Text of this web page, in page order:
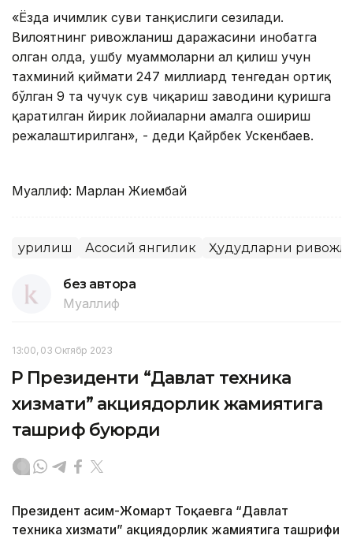
«Ёзда ичимлик суви танқислиги сезилади.
Вилоятнинг ривожланиш даражасини инобатга
олган ҳолда, ушбу муаммоларни ҳал қилиш учун
тахминий қиймати 247 миллиард тенгедан ортиқ
бўлган 9 та чучук сув чиқариш заводини қуришга
қаратилган йирик лойиҳаларни амалга ошириш
режалаштирилган», - деди Қайрбек Ускенбаев.
Муаллиф: Марлан Жиембай
Қурилиш Асосий янгилик Ҳудудларни
без автора
Муаллиф
13:00, 03 Октябр 2023
ҚР Президенти “Давлат техника
хизмати” акциядорлик жамиятига
ташриф буюрди
Президент Қасим-Жомарт Тоқаевга “Давлат
техника хизмати” акциядорлик жамиятига ташрифи